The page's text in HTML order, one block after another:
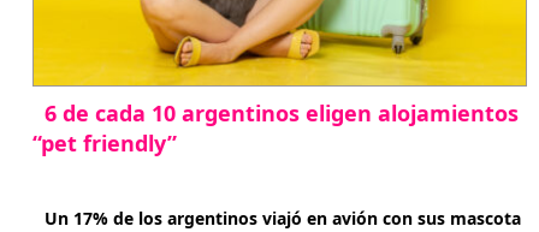
6 de cada 10 argentinos eligen alojamientos
“pet friendly”
Un 17% de los argentinos viajó en avión con sus mascota